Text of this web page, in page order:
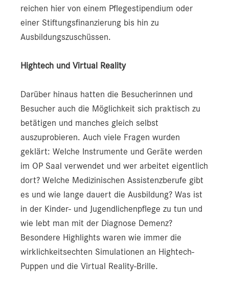
reichen hier von einem Pflegestipendium oder
einer Stiftungsfinanzierung bis hin zu
Ausbildungszuschüssen.
Hightech und Virtual Reality
Darüber hinaus hatten die Besucherinnen und
Besucher auch die Möglichkeit sich praktisch zu
betätigen und manches gleich selbst
auszuprobieren. Auch viele Fragen wurden
geklärt: Welche Instrumente und Geräte werden
im OP Saal verwendet und wer arbeitet eigentlich
dort? Welche Medizinischen Assistenzberufe gibt
es und wie lange dauert die Ausbildung? Was ist
in der Kinder- und Jugendlichenpflege zu tun und
wie lebt man mit der Diagnose Demenz?
Besondere Highlights waren wie immer die
wirklichkeitsechten Simulationen an Hightech-
Puppen und die Virtual Reality-Brille.